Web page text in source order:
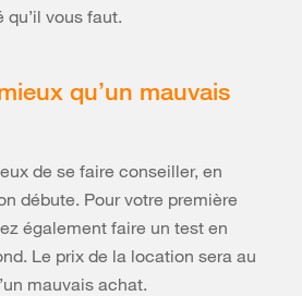
vous faut.
qu’un mauvais
de se faire conseiller, en
débute. Pour votre première
également faire un test en
Le prix de la location sera au
mauvais achat.